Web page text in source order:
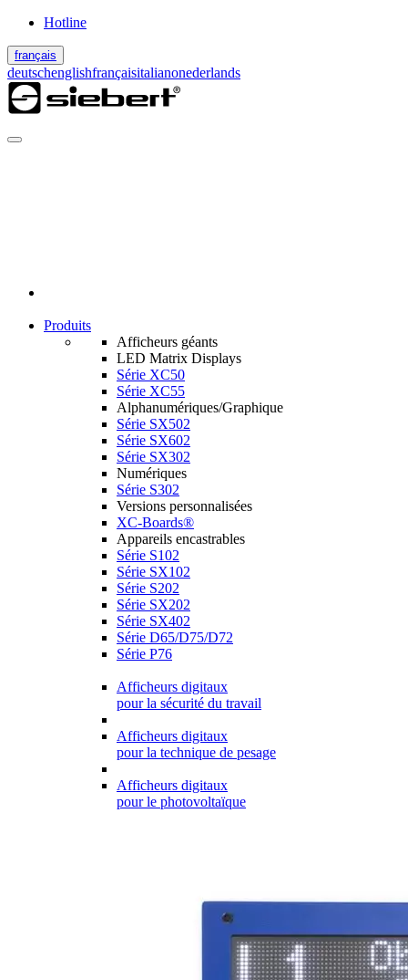
Hotline
français
deutschenglishfrançaisitalianonederlands
Produits
Afficheurs géants
LED Matrix Displays
Série XC50
Série XC55
Alphanumériques/Graphique
Série SX502
Série SX602
Série SX302
Numériques
Série S302
Versions personnalisées
XC-Boards®
Appareils encastrables
Série S102
Série SX102
Série S202
Série SX202
Série SX402
Série D65/D75/D72
Série P76
Afficheurs digitaux
pour la sécurité du travail
Afficheurs digitaux
pour la technique de pesage
Afficheurs digitaux
pour le photovoltaïque